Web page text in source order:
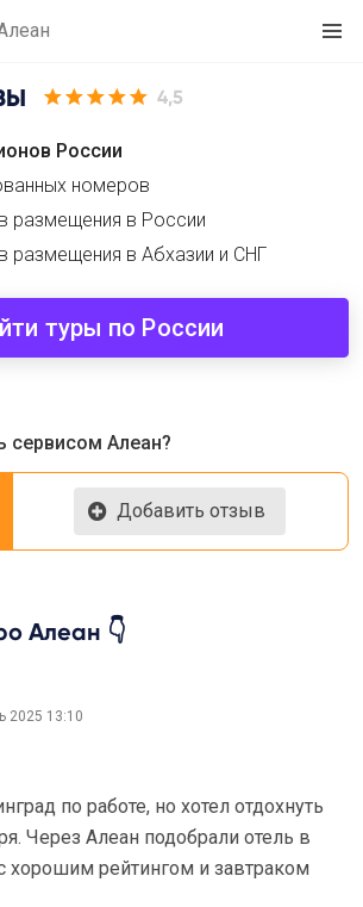
4,5
России
номеров
размещения в России
размещения в Абхазии и СНГ
туры по России
сервисом Алеан?
Добавить отзыв
Алеан 👇
2025 13:10
по работе, но хотел отдохнуть
Через Алеан подобрали отель в
хорошим рейтингом и завтраком